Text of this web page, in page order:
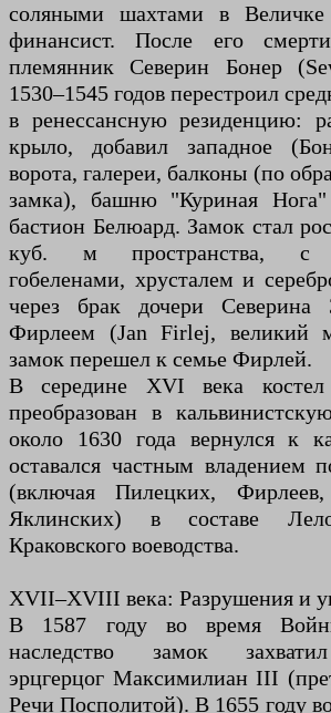
соляными шахтами в Величке
финансист. После его
племянник Северин Бонер
1530–1545 годов перестроил
в ренессансную резиденцию:
крыло, добавил западное
ворота, галереи, балконы (по
замка), башню "Куриная
бастион Белюард. Замок стал
куб. м пространства, с
гобеленами, хрусталем и
через брак дочери
Фирлеем (Jan Firlej, великий
замок перешел к семье Фирлей.
В середине XVI века
преобразован в
около 1630 года вернулся к
оставался частным владением
(включая Пилецких,
Яклинских) в составе
Краковского воеводства.
XVII–XVIII века: Разрушения и
В 1587 году во время
наследство замок
эрцгерцог Максимилиан III
Речи Посполитой). В 1655 году